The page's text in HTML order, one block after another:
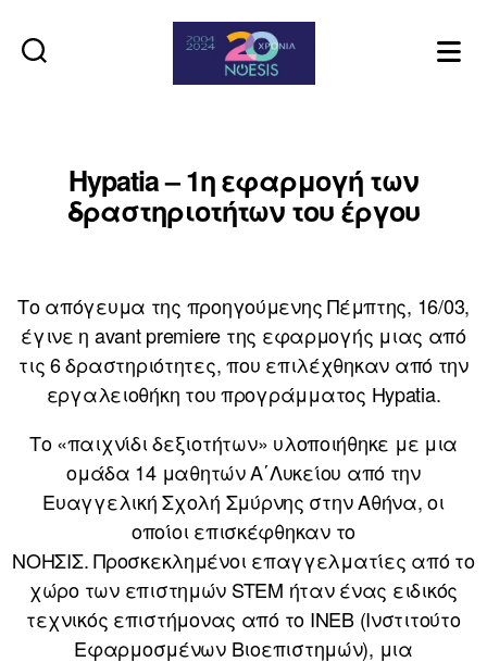
Hypatia – 1η εφαρμογή των
δραστηριοτήτων του έργου
Το απόγευμα της προηγούμενης Πέμπτης, 16/03,
έγινε η avant premiere της εφαρμογής μιας από
τις 6 δραστηριότητες, που επιλέχθηκαν από την
εργαλειοθήκη του προγράμματος Hypatia.
Το «παιχνίδι δεξιοτήτων» υλοποιήθηκε με μια
ομάδα 14 μαθητών Α΄Λυκείου από την
Ευαγγελική Σχολή Σμύρνης στην Αθήνα, οι
οποίοι επισκέφθηκαν το
ΝΟΗΣΙΣ. Προσκεκλημένοι επαγγελματίες από το
χώρο των επιστημών STEM ήταν ένας ειδικός
τεχνικός επιστήμονας από το ΙΝΕΒ (Ινστιτούτο
Εφαρμοσμένων Βιοεπιστημών), μια